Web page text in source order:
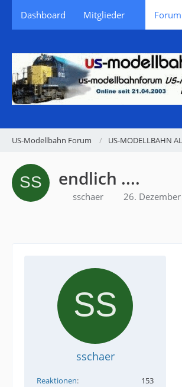
Dashboard Mitglieder Forum
US-Modellbahn Forum US-MODELLBAHN
endlich ....
sschaer 26.
sschaer
Reaktionen
153